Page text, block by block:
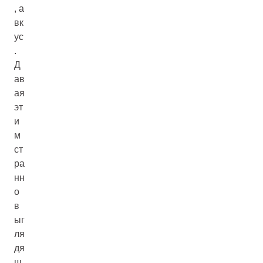
, а
вк
ус
.
Д
ав
ая
эт
и
м
ст
ра
нн
о
в
ыг
ля
дя